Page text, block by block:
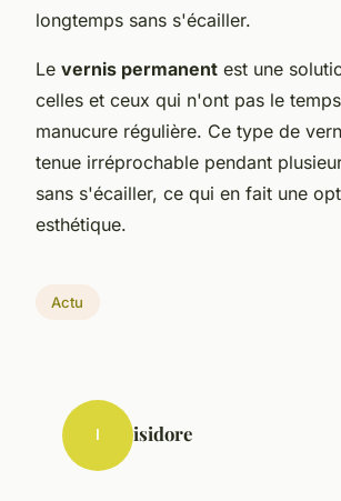
longtemps sans s'écailler.
Le vernis permanent est une
celles et ceux qui n'ont pas le
manucure régulière. Ce type de
tenue irréprochable pendant
sans s'écailler, ce qui en fait une
esthétique.
Actu
I isidore